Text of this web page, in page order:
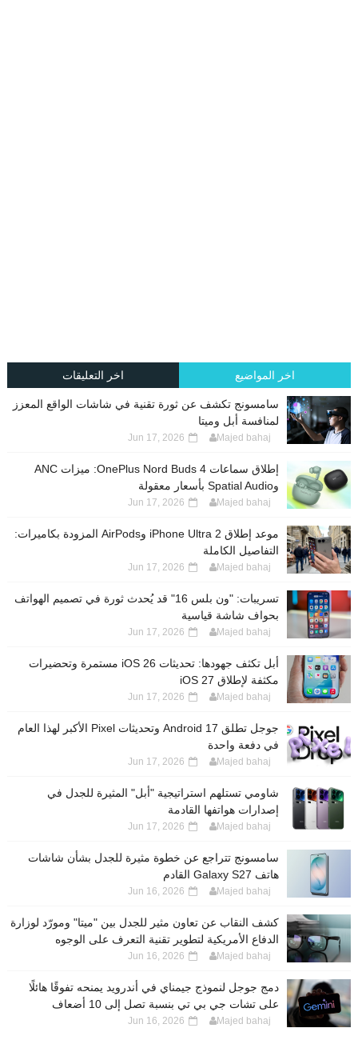
اخر المواضيع اخر التعليقات
سامسونج تكشف عن ثورة تقنية في شاشات الواقع المعزز
لمنافسة أبل وميتا
Majed bahaj
Jun 17, 2026
إطلاق سماعات OnePlus Nord Buds 4: ميزات ANC
وSpatial Audio بأسعار معقولة
Majed bahaj
Jun 17, 2026
موعد إطلاق iPhone Ultra 2 وAirPods المزودة بكاميرات:
التفاصيل الكاملة
Majed bahaj
Jun 17, 2026
تسريبات: "ون بلس 16" قد يُحدث ثورة في تصميم الهواتف
بحواف شاشة قياسية
Majed bahaj
Jun 17, 2026
أبل تكثف جهودها: تحديثات iOS 26 مستمرة وتحضيرات
مكثفة لإطلاق iOS 27
Majed bahaj
Jun 17, 2026
جوجل تطلق Android 17 وتحديثات Pixel الأكبر لهذا العام
في دفعة واحدة
Majed bahaj
Jun 17, 2026
شاومي تستلهم استراتيجية "أبل" المثيرة للجدل في
إصدارات هواتفها القادمة
Majed bahaj
Jun 17, 2026
سامسونج تتراجع عن خطوة مثيرة للجدل بشأن شاشات
هاتف Galaxy S27 القادم
Majed bahaj
Jun 16, 2026
كشف النقاب عن تعاون مثير للجدل بين "ميتا" ومورّد لوزارة
الدفاع الأمريكية لتطوير تقنية التعرف على الوجوه
Majed bahaj
Jun 16, 2026
دمج جوجل لنموذج جيمناي في أندرويد يمنحه تفوقًا هائلًا
على تشات جي بي تي بنسبة تصل إلى 10 أضعاف
Majed bahaj
Jun 16, 2026